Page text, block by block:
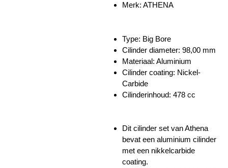
Merk: ATHENA
Type: Big Bore
Cilinder diameter: 98,00 mm
Materiaal: Aluminium
Cilinder coating: Nickel-
Carbide
Cilinderinhoud: 478 cc
Dit cilinder set van Athena
bevat een aluminium cilinder
met een nikkelcarbide
coating.